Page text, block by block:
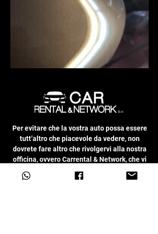
Per evitare che la vostra auto possa essere
tutt’altro che piacevole da vedere, non
dovrete fare altro che rivolgervi alla nostra
officina, ovvero Carrental & Network, che vi
permetterà di ottenere un successo unico
sotto ogni punto di vista, permettendovi